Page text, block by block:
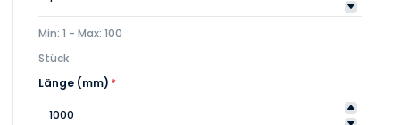
Min: 1 - Max: 100
Stück
Länge (mm) *